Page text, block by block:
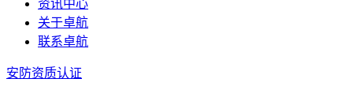
资讯中心
关于卓航
联系卓航
安防资质认证